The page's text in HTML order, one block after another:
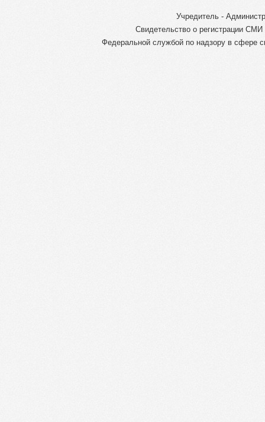
Учредитель -
Свидетельство о регистрации
Федеральной службой по надзору в сфере